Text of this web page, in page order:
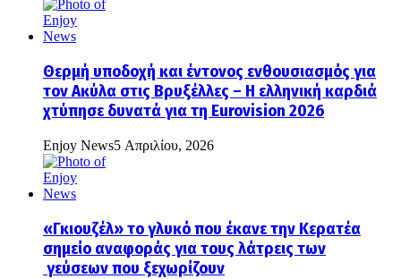
Θερμή υποδοχή και έντονος ενθουσιασμός για
τον Ακύλα στις Βρυξέλλες – Η ελληνική καρδιά
χτύπησε δυνατά για τη Eurovision 2026
Enjoy News5 Απριλίου, 2026
«Γκιουζέλ» το γλυκό που έκανε την Κερατέα
σημείο αναφοράς για τους λάτρεις των
γεύσεων που ξεχωρίζουν